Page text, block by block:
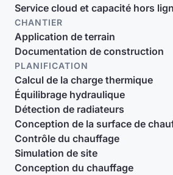
Service cloud et capacité hors
CHANTIER
Application de terrain
Documentation de construction
PLANIFICATION
Calcul de la charge thermique
Équilibrage hydraulique
Détection de radiateurs
Conception de la surface de
Contrôle du chauffage
Simulation de site
Conception du chauffage